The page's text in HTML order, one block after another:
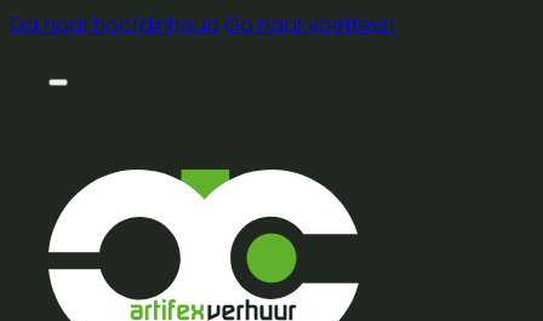
Ga naar hoofdinhoud Ga naar voettekst